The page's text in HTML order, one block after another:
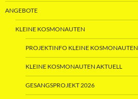
ANGEBOTE
KLEINE KOSMONAUTEN
PROJEKTINFO KLEINE KOSMONAUTEN
KLEINE KOSMONAUTEN AKTUELL
GESANGSPROJEKT 2026